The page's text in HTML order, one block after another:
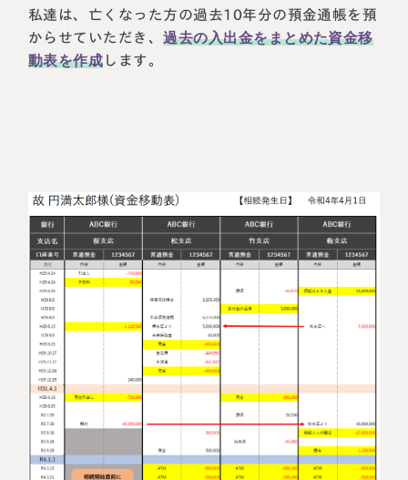
私達は、亡くなった方の過去10年分の預金通帳を預
からせていただき、過去の入出金をまとめた資金移
動表を作成 します。